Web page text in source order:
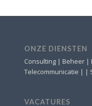
ONZE DIENSTEN
Consulting | Beheer |
Telecommunicatie | |
VACATURES